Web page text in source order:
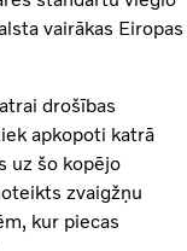
vairākas Eiropas
drošības
apkopoti katrā
uz šo kopējo
zvaigžņu
kur piecas